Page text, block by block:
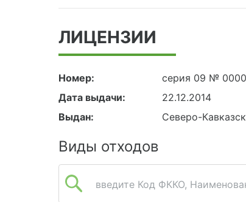
ЛИЦЕНЗИИ
Номер:
серия 09 №
Дата выдачи:
22.12.2014
Выдан:
Северо-
Виды отходов
введите Код ФККО,